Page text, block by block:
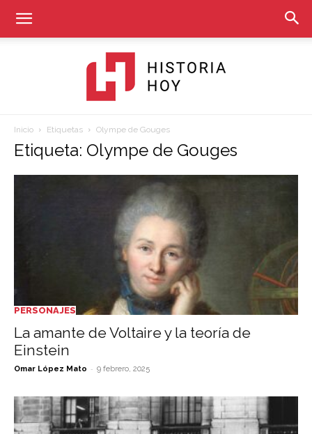
Historia
Hoy
Inicio Etiquetas Olympe de Gouges
Etiqueta: Olympe de Gouges
PERSONAJES
La amante de Voltaire y la teoría de
Einstein
Omar López Mato - 9 febrero, 2025